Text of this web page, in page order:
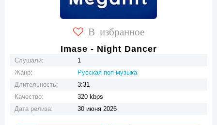
В избранное
Imase - Night Dancer
Слушали:
1
Жанр:
Русская поп-музыка
Длительность:
3:31
Качество:
320 kbps
Дата релиза:
30 июня 2026